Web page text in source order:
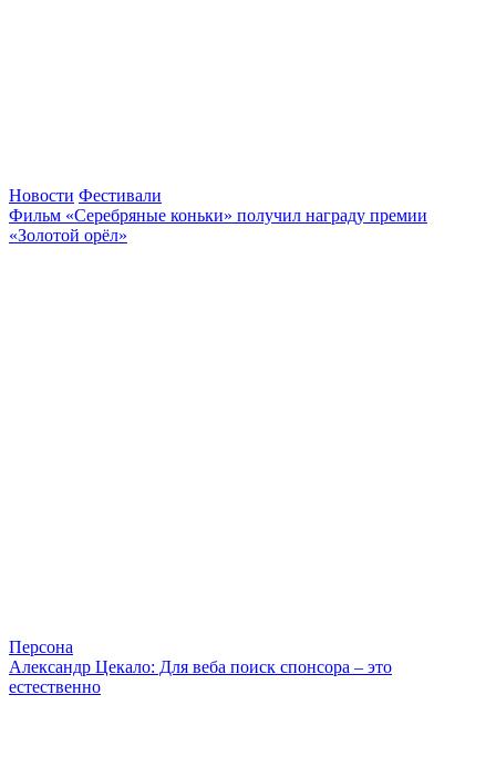
Новости Фестивали
Фильм «Серебряные коньки» получил награду премии
«Золотой орёл»
Персона
Александр Цекало: Для веба поиск спонсора – это
естественно